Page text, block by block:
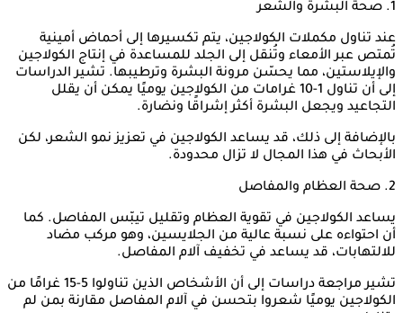
1. صحة البشرة والشعر
عند تناول مكملات الكولاجين، يتم تكسيرها إلى أحماض أمينية
تُمتص عبر الأمعاء وتُنقل إلى الجلد للمساعدة في إنتاج الكولاجين
والإيلاستين، مما يحسّن مرونة البشرة وترطيبها. تشير الدراسات
إلى أن تناول 1-10 غرامات من الكولاجين يوميًا يمكن أن يقلل
التجاعيد ويجعل البشرة أكثر إشراقًا ونضارة.
بالإضافة إلى ذلك، قد يساعد الكولاجين في تعزيز نمو الشعر، لكن
الأبحاث في هذا المجال لا تزال محدودة.
2. صحة العظام والمفاصل
يساعد الكولاجين في تقوية العظام وتقليل تيبّس المفاصل. كما
أن احتواءه على نسبة عالية من الجلايسين، وهو مركب مضاد
للالتهابات، قد يساعد في تخفيف آلام المفاصل.
تشير مراجعة دراسات إلى أن الأشخاص الذين تناولوا 5-15 غرامًا من
الكولاجين يوميًا شعروا بتحسن في آلام المفاصل مقارنة بمن لم